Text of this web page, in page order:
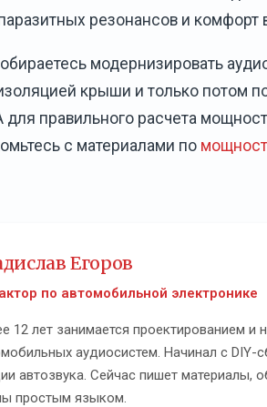
резонансов и комфорт
модернизировать
крыши и только потом
для правильного расчета
с материалами по
Егоров
по автомобильной электронике
12 лет занимается проектированием и
аудиосистем. Начинал с DIY-
автозвука. Сейчас пишет материалы,
простым языком.